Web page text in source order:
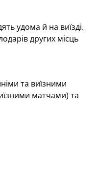
удома й на виїзді.
других місць
та виїзними
матчами) та